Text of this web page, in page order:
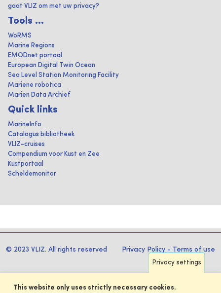
gaat VLIZ om met uw privacy?
Tools ...
WoRMS
Marine Regions
EMODnet portaal
European Digital Twin Ocean
Sea Level Station Monitoring Facility
Mariene robotica
Marien Data Archief
Quick links
MarineInfo
Catalogus bibliotheek
VLIZ-cruises
Compendium voor Kust en Zee
Kustportaal
Scheldemonitor
© 2023 VLIZ. All rights reserved Privacy Policy - Terms of use
Privacy settings
This website only uses strictly necessary cookies.